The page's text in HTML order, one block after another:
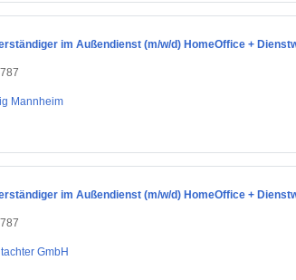
im Außendienst (m/w/d) HomeOffice +
Mannheim
im Außendienst (m/w/d) HomeOffice +
GmbH